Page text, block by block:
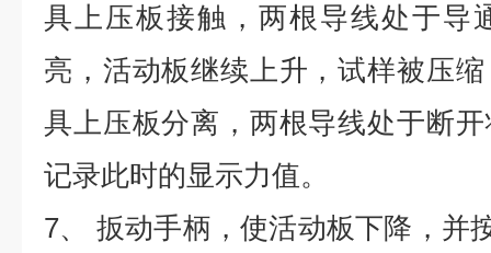
具上压板接触，两根导线处于导
亮，活动板继续上升，试样被压
具上压板分离，两根导线处于断
记录此时的显示力值。
7、 扳动手柄，使活动板下降，并